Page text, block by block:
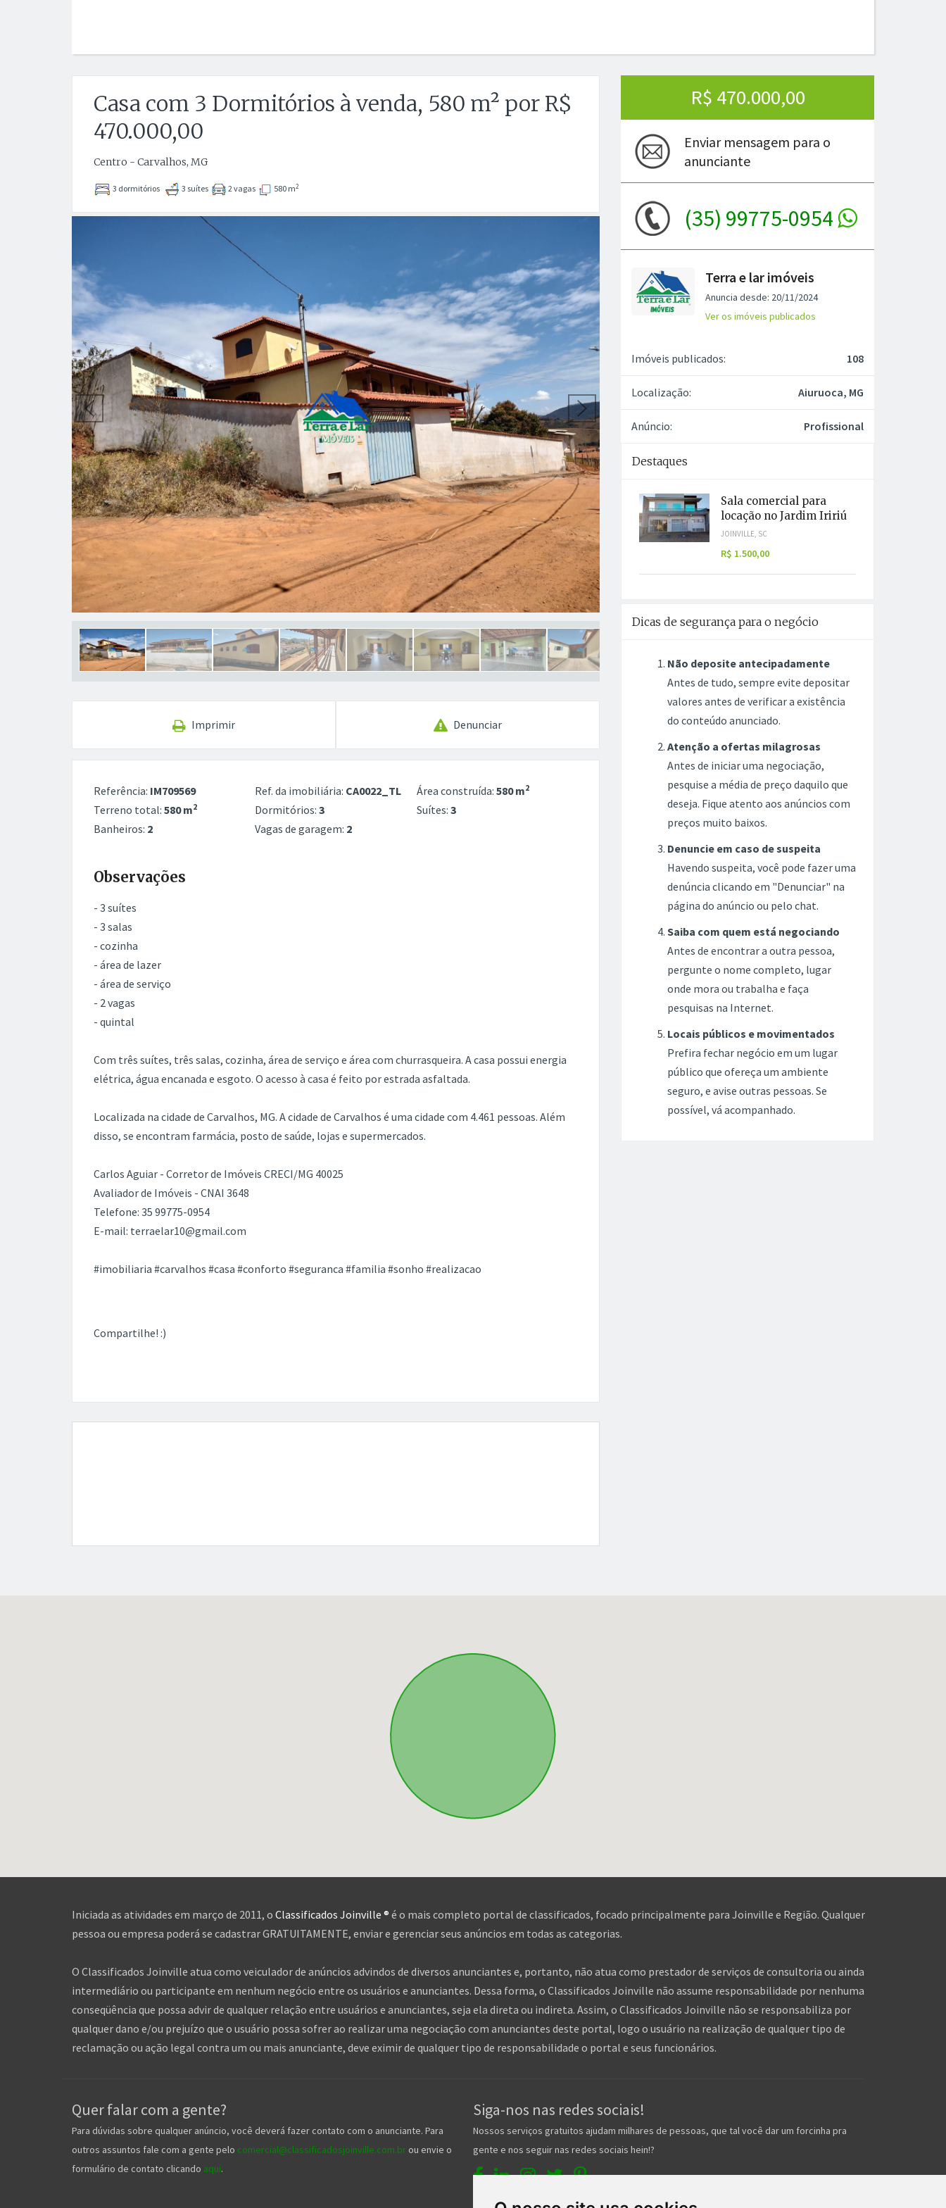
Casa com 3 Dormitórios à venda, 580 m² por R$
470.000,00
Centro - Carvalhos, MG
3 dormitórios 3 suítes 2 vagas 580 m2
Próxima
Imprimir Denunciar
Referência: IM709569 Ref. da imobiliária: CA0022_TL Área construída: 580 m2
Terreno total: 580 m2 Dormitórios:3 Suítes: 3
Banheiros: 2 Vagas de garagem: 2
Observações
- 3 suítes
- 3 salas
- cozinha
- área de lazer
- área de serviço
- 2 vagas
- quintal
Com três suítes, três salas, cozinha, área de serviço e área com churrasqueira. A casa possui energia
elétrica, água encanada e esgoto. O acesso à casa é feito por estrada asfaltada.
Localizada na cidade de Carvalhos, MG. A cidade de Carvalhos é uma cidade com 4.461 pessoas. Além
disso, se encontram farmácia, posto de saúde, lojas e supermercados.
Carlos Aguiar - Corretor de Imóveis CRECI/MG 40025
Avaliador de Imóveis - CNAI 3648
Telefone: 35 99775-0954
E-mail: terraelar10@gmail.com
#imobiliaria #carvalhos #casa #conforto #seguranca #familia #sonho #realizacao
Compartilhe! :)
R$ 470.000,00
Enviar mensagem para o
anunciante
(35) 99775-0954
Terra e lar imóveis
Anuncia desde: 20/11/2024
Ver os imóveis publicados
Imóveis publicados: 108
Localização: Aiuruoca, MG
Anúncio: Profissional
Destaques
Sala comercial para
locação no Jardim Iririú
JOINVILLE, SC
R$ 1.500,00
Dicas de segurança para o negócio
Não deposite antecipadamente
Antes de tudo, sempre evite depositar
valores antes de verificar a existência
do conteúdo anunciado.
Atenção a ofertas milagrosas
Antes de iniciar uma negociação,
pesquise a média de preço daquilo que
deseja. Fique atento aos anúncios com
preços muito baixos.
Denuncie em caso de suspeita
Havendo suspeita, você pode fazer uma
denúncia clicando em "Denunciar" na
página do anúncio ou pelo chat.
Saiba com quem está negociando
Antes de encontrar a outra pessoa,
pergunte o nome completo, lugar
onde mora ou trabalha e faça
pesquisas na Internet.
Locais públicos e movimentados
Prefira fechar negócio em um lugar
público que ofereça um ambiente
seguro, e avise outras pessoas. Se
possível, vá acompanhado.
Iniciada as atividades em março de 2011, o Classificados Joinville ® é o mais completo portal de classificados, focado principalmente para Joinville e Região. Qualquer
pessoa ou empresa poderá se cadastrar GRATUITAMENTE, enviar e gerenciar seus anúncios em todas as categorias.
O Classificados Joinville atua como veiculador de anúncios advindos de diversos anunciantes e, portanto, não atua como prestador de serviços de consultoria ou ainda
intermediário ou participante em nenhum negócio entre os usuários e anunciantes. Dessa forma, o Classificados Joinville não assume responsabilidade por nenhuma
conseqüência que possa advir de qualquer relação entre usuários e anunciantes, seja ela direta ou indireta. Assim, o Classificados Joinville não se responsabiliza por
qualquer dano e/ou prejuízo que o usuário possa sofrer ao realizar uma negociação com anunciantes deste portal, logo o usuário na realização de qualquer tipo de
reclamação ou ação legal contra um ou mais anunciante, deve eximir de qualquer tipo de responsabilidade o portal e seus funcionários.
Quer falar com a gente?
Para dúvidas sobre qualquer anúncio, você deverá fazer contato com o anunciante. Para
outros assuntos fale com a gente pelo comercial@classificadosjoinville.com.br ou envie o
formulário de contato clicando aqui.
Siga-nos nas redes sociais!
Nossos serviços gratuitos ajudam milhares de pessoas, que tal você dar um forcinha pra
gente e nos seguir nas redes sociais hein!?